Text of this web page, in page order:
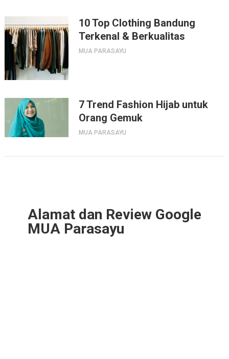
10 Top Clothing Bandung
Terkenal & Berkualitas
MUA PARASAYU
7 Trend Fashion Hijab untuk
Orang Gemuk
MUA PARASAYU
Alamat dan Review Google
MUA Parasayu